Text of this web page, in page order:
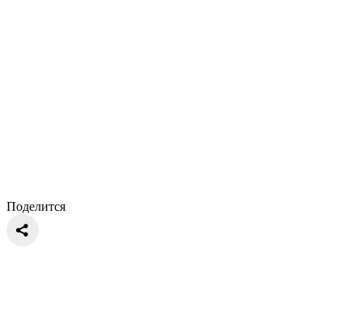
Поделится